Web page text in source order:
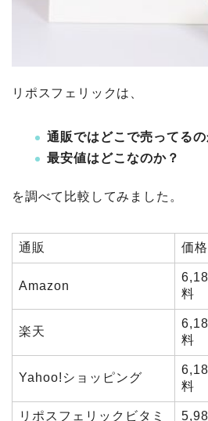
リポスフェリックは、
通販ではどこで売ってるの
最安値はどこなのか？
を調べて比較してみました。
通販 価
Amazon
料
楽天
料
Yahoo!ショッピング
料
リポスフェリックビタミ